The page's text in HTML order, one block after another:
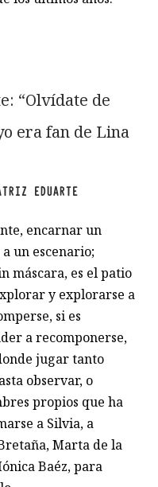
“Olvídate de
era fan de Lina
EDUARTE
encarnar un
un escenario;
máscara, es el patio
y explorarse a
si es
a recomponerse,
jugar tanto
observar, o
propios que ha
a Silvia, a
Marta de la
Baéz, para